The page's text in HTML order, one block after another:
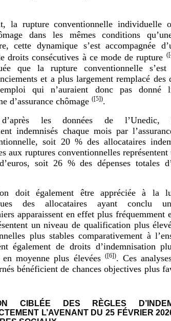
la rupture conventionnelle individuelle
dans les mêmes conditions
cette dynamique s’est accompagnée
droits consécutives à ce mode de rupture (
que la rupture conventionnelle s’est
et a plus largement remplacé des
qui n’auraient donc pas donné
d’assurance chômage([5]).
les données de l’Unedic,
indemnisés chaque mois par
soit 20 % des allocataires
aux ruptures conventionnelles
soit 26 % des dépenses totales
doit également être appréciée à la
des allocataires ayant conclu
apparaissent en effet plus fréquemment
un niveau de qualification plus
plus stables comparativement à
également de droits d’indemnisation
moyenne plus élevées ([6]). Ces
bénéficient de chances objectives plus
CIBLÉE DES RÈGLES
L’AVENANT DU 25 FÉVRIER